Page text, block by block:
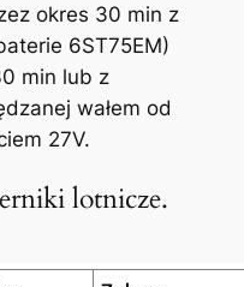
okres 30 min z
6ST75EM)
min lub z
wałem od
27V.
lotnicze.